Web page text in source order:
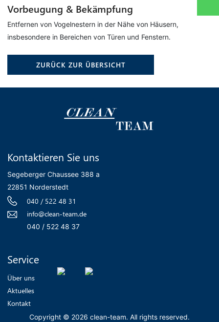
Vorbeugung & Bekämpfung
Entfernen von Vogelnestern in der Nähe von Häusern,
insbesondere in Bereichen von Türen und Fenstern.
ZURÜCK ZUR ÜBERSICHT
Kontaktieren Sie uns
Segeberger Chaussee 388 a
22851 Norderstedt
040 / 522 48 31
info@clean-team.de
040 / 522 48 37
Service
Über uns
Aktuelles
Kontakt
Copyright © 2026 clean-team. All rights reserved.